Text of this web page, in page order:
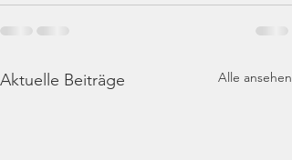
Aktuelle Beiträge Alle ansehen